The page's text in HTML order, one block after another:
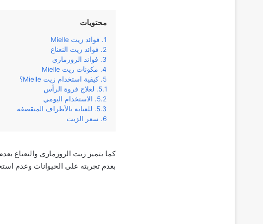
محتويات
فوائد زيت Mielle
فوائد زيت النعناع
فوائد الروزماري
مكونات زيت Mielle
كيفية استخدام زيت Mielle؟
لعلاج فروة الرأس
الاستخدام اليومي
للعناية بالأطراف المتقصفة
سعر الزيت
كما يتميز زيت الروزماري والنعناع
بعدم تجربته على الحيوانات وعدم